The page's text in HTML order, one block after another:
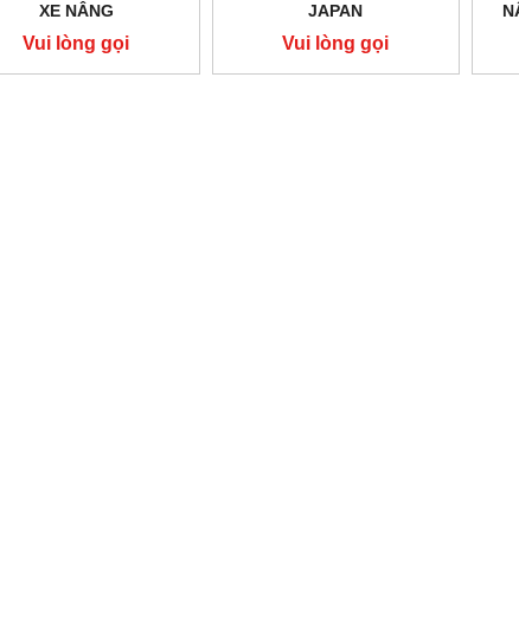
MINI HANGCHA 20ET
NÂNG ĐIỆN CURTIS 1313K-
4331